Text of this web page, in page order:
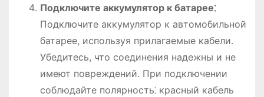
Подключите аккумулятор к батарее⁚
Подключите аккумулятор к автомобильной
батарее, используя прилагаемые кабели․
Убедитесь, что соединения надежны и не
имеют повреждений․ При подключении
соблюдайте полярность⁚ красный кабель